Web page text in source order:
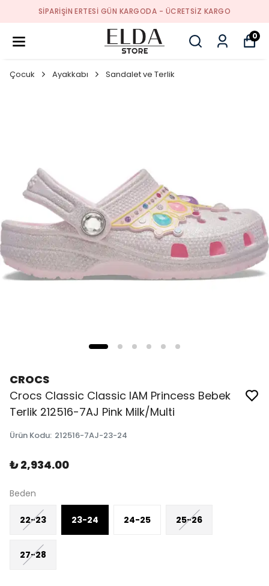
SIPARIŞIN ERTESI GÜN KARGODA - ÜCRETSIZ KARGO
0
Çocuk Ayakkabı Sandalet ve Terlik
CROCS
Crocs Classic Classic IAM Princess Bebek
Terlik 212516-7AJ Pink Milk/Multi
Ürün Kodu: 212516-7AJ-23-24
₺ 2,934.00
Beden
22-23 23-24 24-25 25-26
27-28